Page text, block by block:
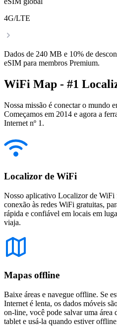
4G/LTE
Dados de 240 MB e 10% de
eSIM para membros Premium.
WiFi Map - #1
Nossa missão é conectar o mundo
Começamos em 2014 e agora a
Internet nº 1.
Localizor de WiFi
Nosso aplicativo Localizor de WiFi
conexão às redes WiFi gratuitas,
rápida e confiável em locais em
viaja.
Mapas offline
Baixe áreas e navegue offline. Se
Internet é lenta, os dados móveis
on-line, você pode salvar uma
tablet e usá-la quando estiver